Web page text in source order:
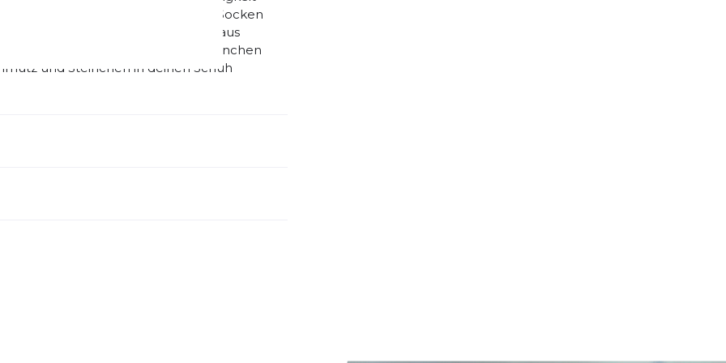
wodurch deine Zehen und Socken
Obermaterial besteht vollständig aus
du trocken. Keine Chance für Steinchen
und Steinchen in deinen Schuh